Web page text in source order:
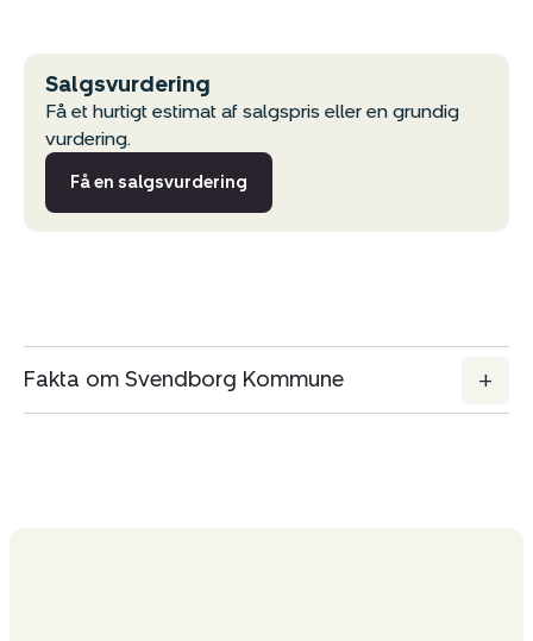
Salgsvurdering
Få et hurtigt estimat af salgspris eller en grundig
vurdering.
Få en salgsvurdering
Fakta om Svendborg Kommune
Kopier link